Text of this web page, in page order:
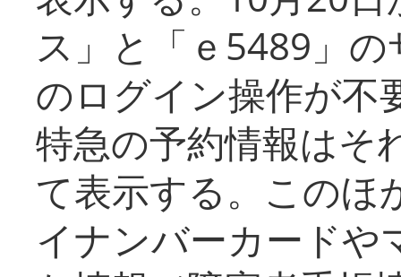
ス」と「ｅ5489」
のログイン操作が不
特急の予約情報はそ
て表示する。このほ
イナンバーカードや